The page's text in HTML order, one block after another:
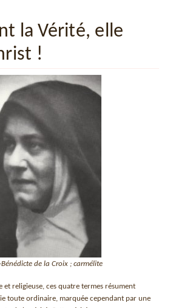
la Vérité, elle
!
Bénédicte de la Croix ; carmélite
et religieuse, ces quatre termes résument
toute ordinaire, marquée cependant par une